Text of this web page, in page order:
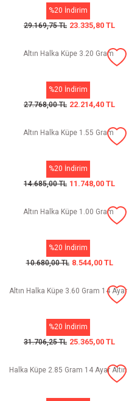
%20 İndirim
29.169,75 TL 23.335,80 TL
Altın Halka Küpe 3.20 Gram
%20 İndirim
27.768,00 TL 22.214,40 TL
Altın Halka Küpe 1.55 Gram
%20 İndirim
14.685,00 TL 11.748,00 TL
Altın Halka Küpe 1.00 Gram
%20 İndirim
10.680,00 TL 8.544,00 TL
Altın Halka Küpe 3.60 Gram 14 Ayar
%20 İndirim
31.706,25 TL 25.365,00 TL
Halka Küpe 2.85 Gram 14 Ayar Altın